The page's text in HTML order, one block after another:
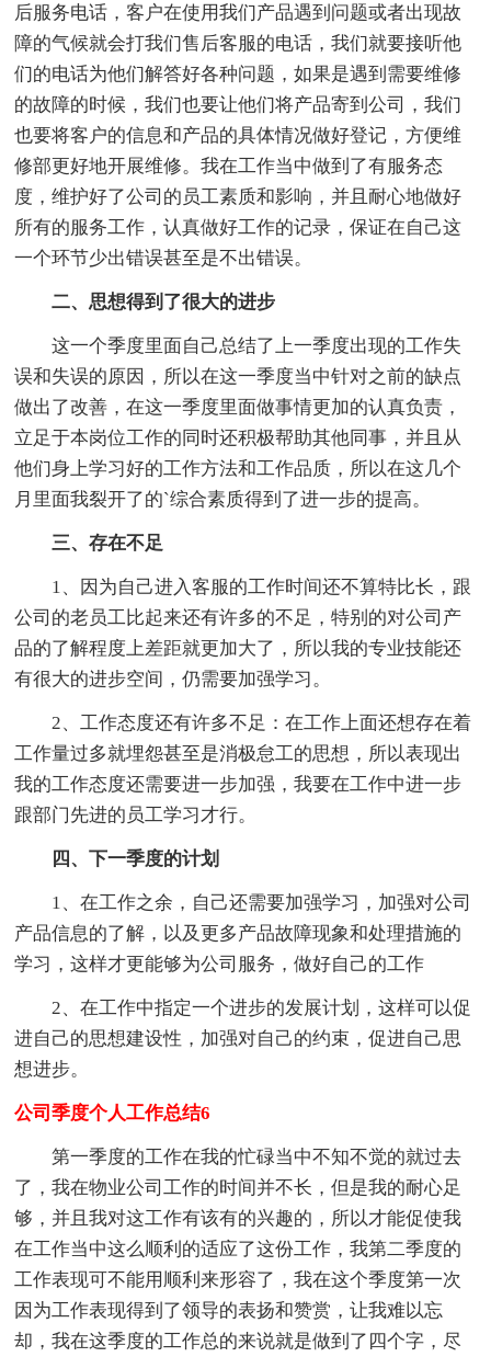
后服务电话，客户在使用我们产品遇到问题或者出现故
障的气候就会打我们售后客服的电话，我们就要接听他
们的电话为他们解答好各种问题，如果是遇到需要维修
的故障的时候，我们也要让他们将产品寄到公司，我们
也要将客户的信息和产品的具体情况做好登记，方便维
修部更好地开展维修。我在工作当中做到了有服务态
度，维护好了公司的员工素质和影响，并且耐心地做好
所有的服务工作，认真做好工作的记录，保证在自己这
一个环节少出错误甚至是不出错误。
二、思想得到了很大的进步
这一个季度里面自己总结了上一季度出现的工作失
误和失误的原因，所以在这一季度当中针对之前的缺点
做出了改善，在这一季度里面做事情更加的认真负责，
立足于本岗位工作的同时还积极帮助其他同事，并且从
他们身上学习好的工作方法和工作品质，所以在这几个
月里面我裂开了的`综合素质得到了进一步的提高。
三、存在不足
1、因为自己进入客服的工作时间还不算特比长，跟
公司的老员工比起来还有许多的不足，特别的对公司产
品的了解程度上差距就更加大了，所以我的专业技能还
有很大的进步空间，仍需要加强学习。
2、工作态度还有许多不足：在工作上面还想存在着
工作量过多就埋怨甚至是消极怠工的思想，所以表现出
我的工作态度还需要进一步加强，我要在工作中进一步
跟部门先进的员工学习才行。
四、下一季度的计划
1、在工作之余，自己还需要加强学习，加强对公司
产品信息的了解，以及更多产品故障现象和处理措施的
学习，这样才更能够为公司服务，做好自己的工作
2、在工作中指定一个进步的发展计划，这样可以促
进自己的思想建设性，加强对自己的约束，促进自己思
想进步。
公司季度个人工作总结6
第一季度的工作在我的忙碌当中不知不觉的就过去
了，我在物业公司工作的时间并不长，但是我的耐心足
够，并且我对这工作有该有的兴趣的，所以才能促使我
在工作当中这么顺利的适应了这份工作，我第二季度的
工作表现可不能用顺利来形容了，我在这个季度第一次
因为工作表现得到了领导的表扬和赞赏，让我难以忘
却，我在这季度的工作总的来说就是做到了四个字，尽